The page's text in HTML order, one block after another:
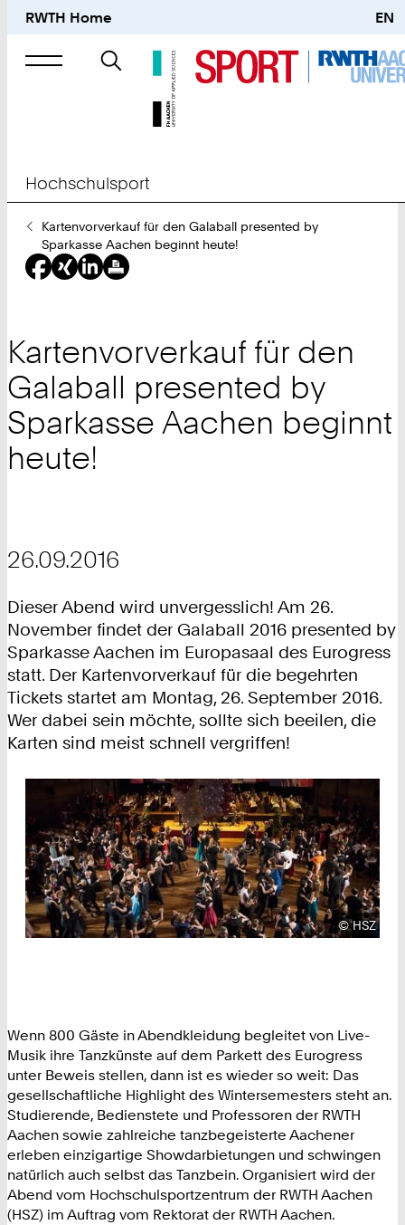
RWTH Home EN
Suche
nach
Hochschulsport
Sie
sind
hier:
Kartenvorverkauf für den Galaball presented by
Sparkasse Aachen beginnt heute!
Kartenvorverkauf für den
Galaball presented by
Sparkasse Aachen beginnt
heute!
26.09.2016
Dieser Abend wird unvergesslich! Am 26.
November findet der Galaball 2016 presented by
Sparkasse Aachen im Europasaal des Eurogress
statt. Der Kartenvorverkauf für die begehrten
Tickets startet am Montag, 26. September 2016.
Wer dabei sein möchte, sollte sich beeilen, die
Karten sind meist schnell vergriffen!
©HSZ
Wenn 800 Gäste in Abendkleidung begleitet von Live-
Musik ihre Tanzkünste auf dem Parkett des Eurogress
unter Beweis stellen, dann ist es wieder so weit: Das
gesellschaftliche Highlight des Wintersemesters steht an.
Studierende, Bedienstete und Professoren der RWTH
Aachen sowie zahlreiche tanzbegeisterte Aachener
erleben einzigartige Showdarbietungen und schwingen
natürlich auch selbst das Tanzbein. Organisiert wird der
Abend vom Hochschulsportzentrum der RWTH Aachen
(HSZ) im Auftrag vom Rektorat der RWTH Aachen.